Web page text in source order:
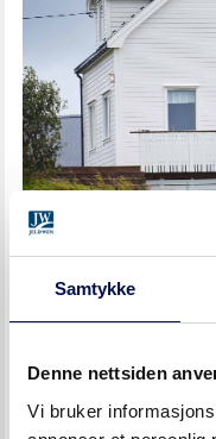
Samtykke
Denne nettsiden
Vi bruker
drivregn, svingninger i
varmen holder seg